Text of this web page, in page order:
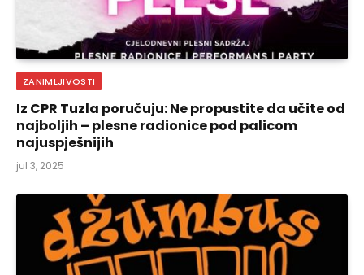
ZANIMLJIVOSTI
Iz CPR Tuzla poručuju: Ne propustite da učite od
najboljih – plesne radionice pod palicom
najuspješnijih
jul 3, 2025